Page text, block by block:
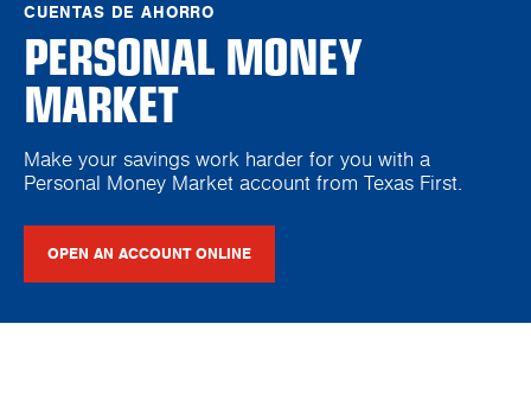
CUENTAS DE AHORRO
PERSONAL MONEY
MARKET
Make your savings work harder for you with a
Personal Money Market account from Texas First.
OPEN AN ACCOUNT ONLINE